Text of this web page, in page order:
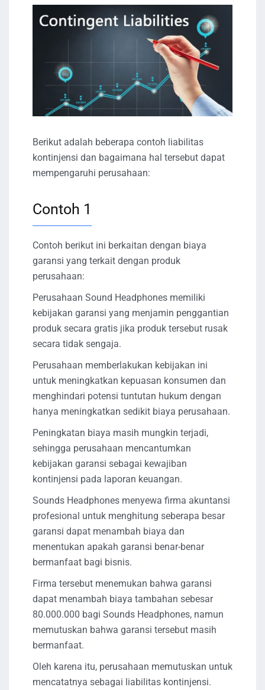
Berikut adalah beberapa contoh liabilitas
kontinjensi dan bagaimana hal tersebut dapat
mempengaruhi perusahaan:
Contoh 1
Contoh berikut ini berkaitan dengan biaya
garansi yang terkait dengan produk
perusahaan:
Perusahaan Sound Headphones memiliki
kebijakan garansi yang menjamin penggantian
produk secara gratis jika produk tersebut rusak
secara tidak sengaja.
Perusahaan memberlakukan kebijakan ini
untuk meningkatkan kepuasan konsumen dan
menghindari potensi tuntutan hukum dengan
hanya meningkatkan sedikit biaya perusahaan.
Peningkatan biaya masih mungkin terjadi,
sehingga perusahaan mencantumkan
kebijakan garansi sebagai kewajiban
kontinjensi pada laporan keuangan.
Sounds Headphones menyewa firma akuntansi
profesional untuk menghitung seberapa besar
garansi dapat menambah biaya dan
menentukan apakah garansi benar-benar
bermanfaat bagi bisnis.
Firma tersebut menemukan bahwa garansi
dapat menambah biaya tambahan sebesar
80.000.000 bagi Sounds Headphones, namun
memutuskan bahwa garansi tersebut masih
bermanfaat.
Oleh karena itu, perusahaan memutuskan untuk
mencatatnya sebagai liabilitas kontinjensi.